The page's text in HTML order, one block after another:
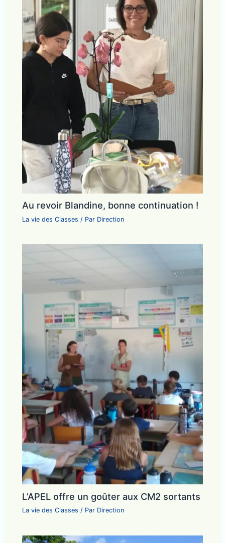
Au revoir Blandine, bonne continuation !
La vie des Classes / Par Direction
L’APEL offre un goûter aux CM2 sortants
La vie des Classes / Par Direction